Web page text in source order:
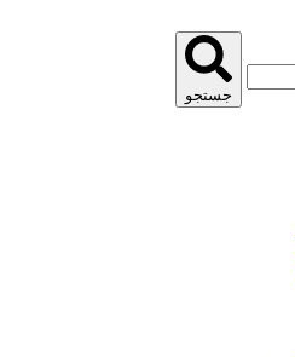
جستجو